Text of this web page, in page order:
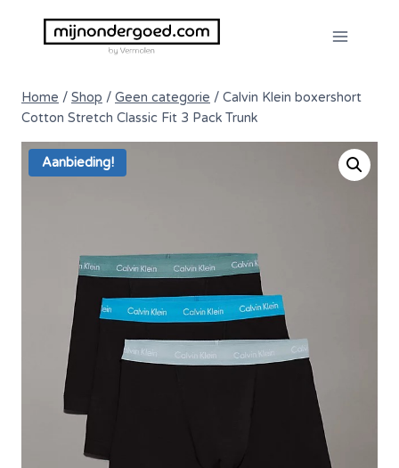
Home / Shop / Geen categorie / Calvin Klein boxershort
Cotton Stretch Classic Fit 3 Pack Trunk
Aanbieding!